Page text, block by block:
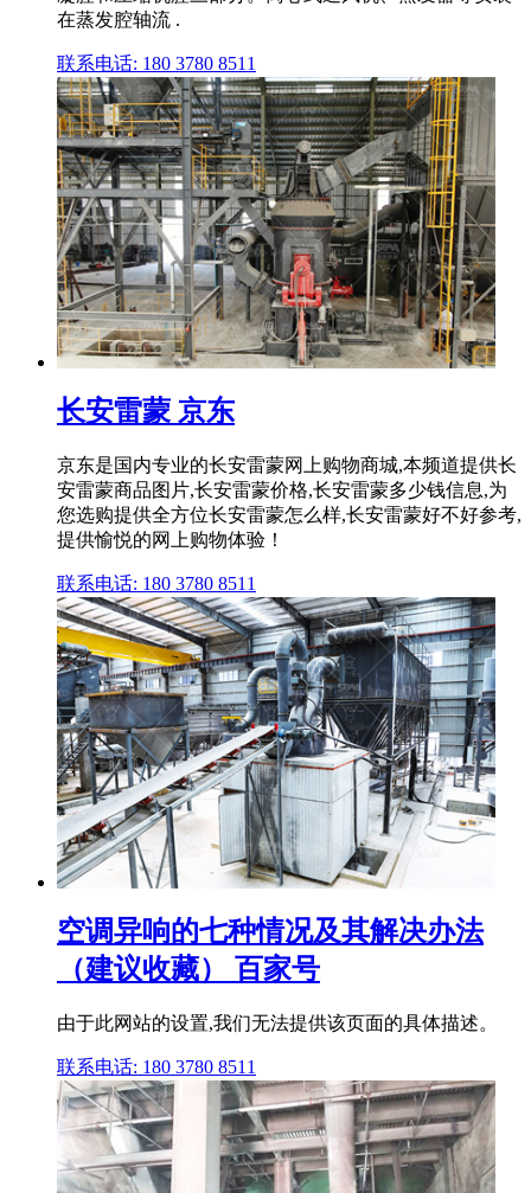
在蒸发腔轴流 .
联系电话: 180 3780 8511
长安雷蒙 京东
京东是国内专业的长安雷蒙网上购物商城,本频道提供长
安雷蒙商品图片,长安雷蒙价格,长安雷蒙多少钱信息,为
您选购提供全方位长安雷蒙怎么样,长安雷蒙好不好参考,
提供愉悦的网上购物体验！
联系电话: 180 3780 8511
空调异响的七种情况及其解决办法
（建议收藏） 百家号
由于此网站的设置,我们无法提供该页面的具体描述。
联系电话: 180 3780 8511